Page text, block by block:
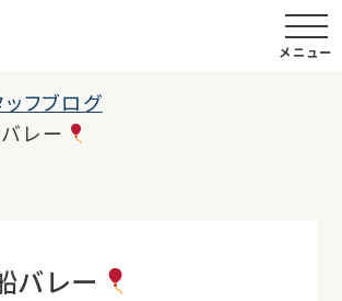
メニュー
ッフブログ
レー
バレー